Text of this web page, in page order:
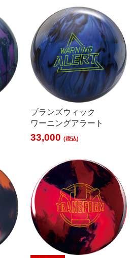
ブランズウィック
ワーニングアラート
33,000(税込)